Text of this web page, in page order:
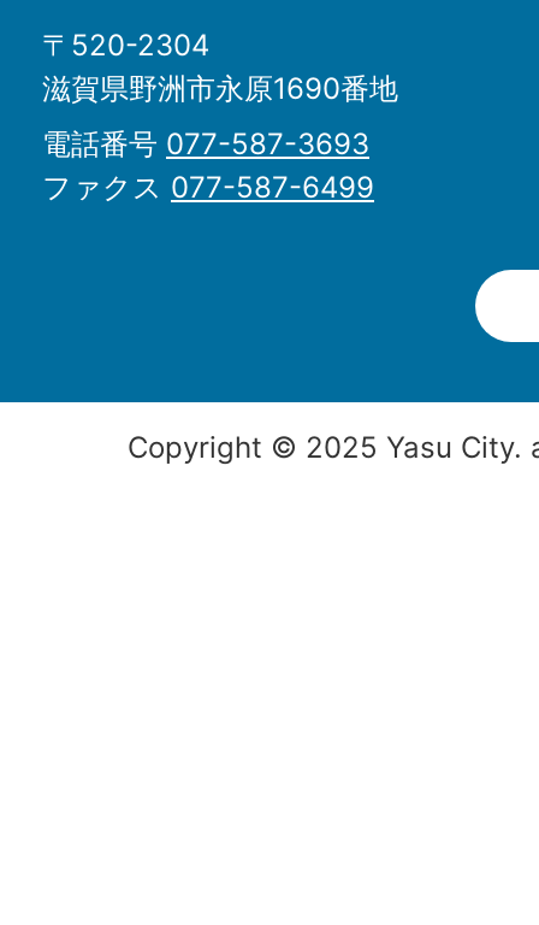
〒520-2304
滋賀県野洲市永原1690番地
電話番号 077-587-3693
ファクス 077-587-6499
Copyright © 2025 Yasu City.